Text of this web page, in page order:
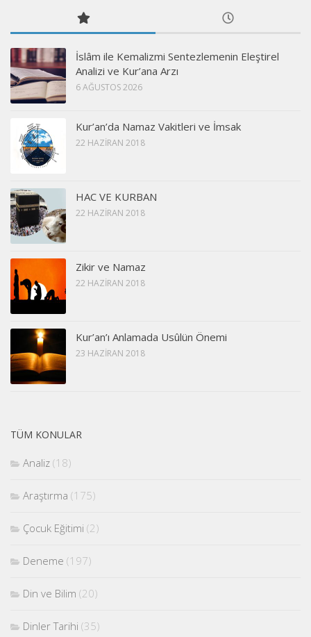
İslâm ile Kemalizmi Sentezlemenin Eleştirel
Analizi ve Kur’ana Arzı
6 AĞUSTOS 2026
Kur’an’da Namaz Vakitleri ve İmsak
22 HAZIRAN 2018
HAC VE KURBAN
22 HAZIRAN 2018
Zikir ve Namaz
22 HAZIRAN 2018
Kur’an’ı Anlamada Usûlün Önemi
23 HAZIRAN 2018
TÜM KONULAR
Analiz (18)
Araştırma (175)
Çocuk Eğitimi (2)
Deneme (197)
Din ve Bilim (20)
Dinler Tarihi (35)